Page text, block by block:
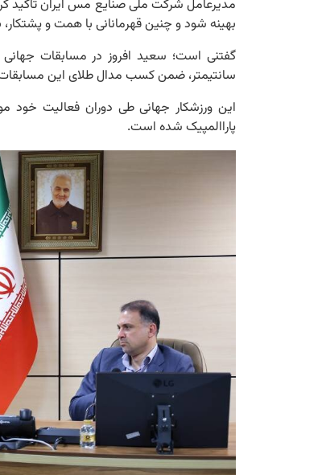
مدیرعامل شرکت ملی صنایع مس ایران تاکید
بهینه شود و چنین قهرمانانی با همت و
سانتیمتر، ضمن کسب مدال طلای این
پاراالمپیک شده است.